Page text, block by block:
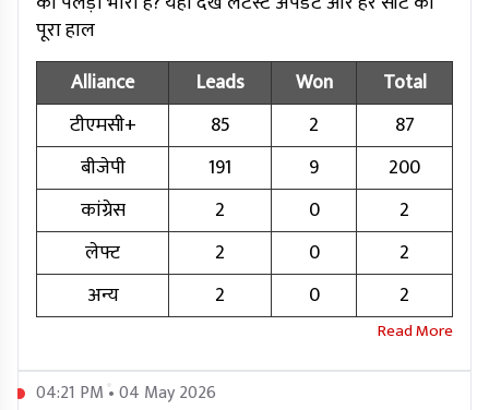
पूरा हाल
Alliance
Leads Won
Total
टीएमसी+
85 2
87
बीजेपी
191 9
200
कांग्रेस
2 0
2
लेफ्ट
2 0
2
अन्य
2 0 2
04:21 PM • 04 May 2026